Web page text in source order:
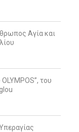
Αγία και
του